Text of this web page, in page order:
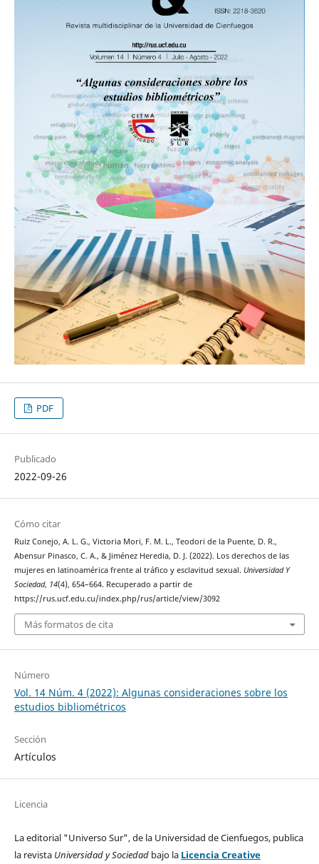
PDF
Publicado
2022-09-26
Cómo citar
Ruiz Conejo, A. L. G., Victoria Mori, F. M. L., Teodori de la Puente, D. R.,
Abensur Pinasco, C. A., & Jiménez Heredia, D. J. (2022). Los derechos de las
mujeres en latinoamérica frente al tráfico y esclavitud sexual. Universidad Y
Sociedad, 14(4), 654–664. Recuperado a partir de
https://rus.ucf.edu.cu/index.php/rus/article/view/3092
Más formatos de cita
Número
Vol. 14 Núm. 4 (2022): Algunas consideraciones sobre los
estudios bibliométricos
Sección
Artículos
Licencia
La editorial "Universo Sur", de la Universidad de Cienfuegos, publica
la revista Universidad y Sociedad bajo la Licencia Creative